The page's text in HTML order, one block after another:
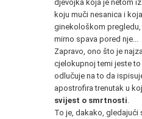
djevojka koja je netom
koju muči nesanica i
ginekološkom
mirno spava pored nje...
Zapravo, ono što je
cjelokupnoj temi jeste
odlučuje na to da
apostrofira trenutak u
svijest o smrtnosti
To je, dakako, gledajući